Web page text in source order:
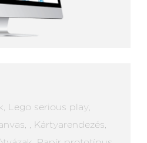
, Lego serious play,
, , Kártyarendezés,